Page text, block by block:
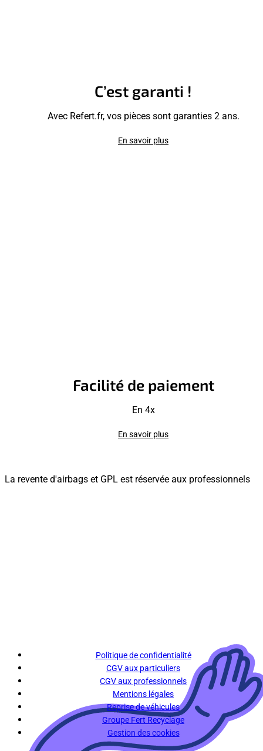
C’est garanti !
Avec Refert.fr, vos pièces sont garanties 2 ans.
En savoir plus
Facilité de paiement
En 4x
En savoir plus
La revente d'airbags et GPL est réservée aux professionnels
Politique de confidentialité
CGV aux particuliers
CGV aux professionnels
Mentions légales
Reprise de véhicules
Groupe Fert Recyclage
Gestion des cookies